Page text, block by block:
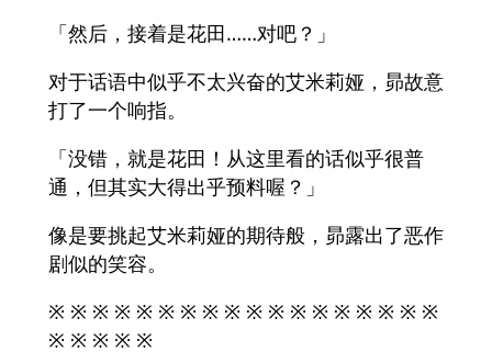
「然后，接着是花田……对吧？」
对于话语中似乎不太兴奋的艾米莉娅，昴故意
打了一个响指。
「没错，就是花田！从这里看的话似乎很普
通，但其实大得出乎预料喔？」
像是要挑起艾米莉娅的期待般，昴露出了恶作
剧似的笑容。
※ ※ ※ ※ ※ ※ ※ ※ ※ ※ ※ ※ ※ ※ ※ ※ ※ ※
※ ※ ※ ※ ※